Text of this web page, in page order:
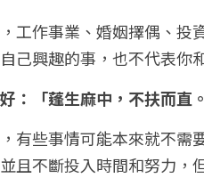
工作事業、婚姻擇偶、
己興趣的事，也不代表你
：「蓬生麻中，不扶而直。
有些事情可能本來就不
且不斷投入時間和努力